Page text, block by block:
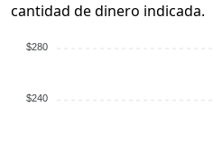
cantidad de dinero indicada.
$280
$240